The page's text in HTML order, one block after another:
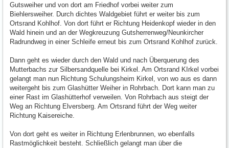
Gutsweiher und von dort am Friedhof vorbei weiter zum
Biehlersweiher. Durch dichtes Waldgebiet führt er weiter bis zum
Ortsrand Kohlhof. Von dort führt er Richtung Heidenkopf wieder in den
Wald hinein und an der Wegkreuzung Gutsherrenweg/Neunkircher
Radrundweg in einer Schleife erneut bis zum Ortsrand Kohlhof zurück.
Dann geht es wieder durch den Wald und nach Überquerung des
Mutterbachs zur Silbersandquelle bei Kirkel. Am Ortsrand KIrkel vorbei
gelangt man nun Richtung Schulungsheim Kirkel, von wo aus es dann
weitergeht bis zum Glashütter Weiher in Rohrbach. Dort kann man zu
einer Rast im Glashütterhof verweilen. Von Rohrbach aus steigt der
Weg an Richtung Elversberg. Am Ortsrand führt der Weg weiter
Richtung Kaisereiche.
Von dort geht es weiter in Richtung Erlenbrunnen, wo ebenfalls
Rastmöglichkeit besteht. Schließlich gelangt man über die